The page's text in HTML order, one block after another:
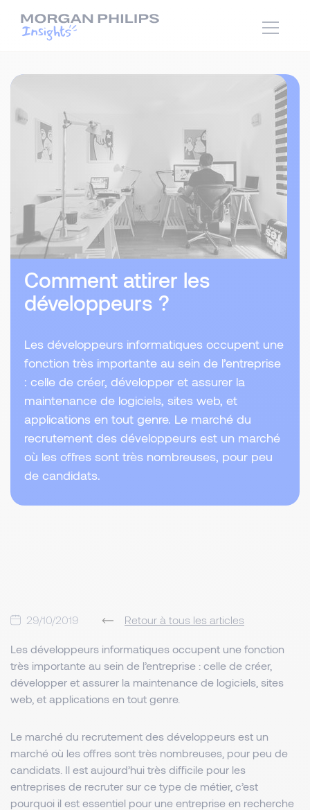
Comment attirer les
développeurs ?
Les développeurs informatiques occupent une
fonction très importante au sein de l’entreprise
: celle de créer, développer et assurer la
maintenance de logiciels, sites web, et
applications en tout genre. Le marché du
recrutement des développeurs est un marché
où les offres sont très nombreuses, pour peu
de candidats.
29/10/2019 Retour à tous les articles
Les développeurs informatiques occupent une fonction
très importante au sein de l’entreprise : celle de créer,
développer et assurer la maintenance de logiciels, sites
web, et applications en tout genre.
Le marché du recrutement des développeurs est un
marché où les offres sont très nombreuses, pour peu de
candidats. Il est aujourd’hui très difficile pour les
entreprises de recruter sur ce type de métier, c’est
pourquoi il est essentiel pour une entreprise en recherche